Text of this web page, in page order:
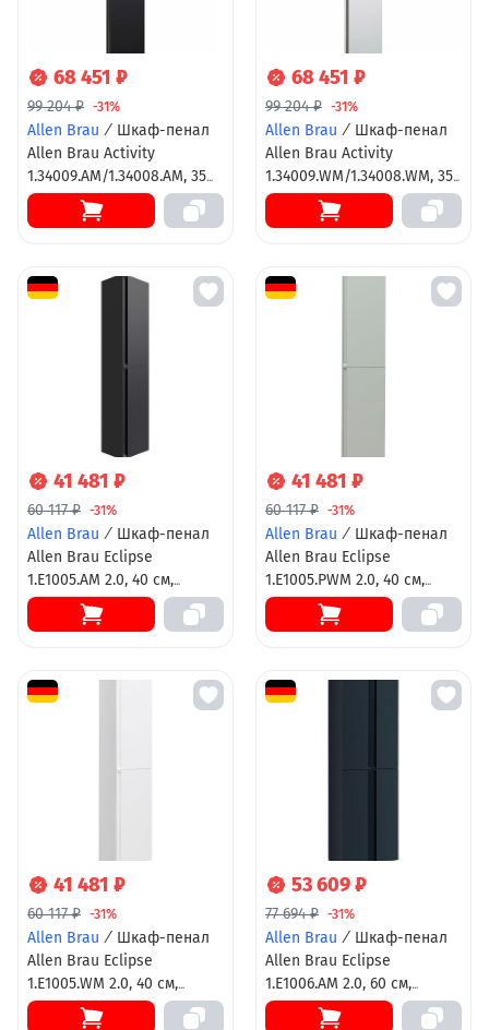
68 451 ₽
99 204 ₽ -31%
Allen Brau / Шкаф-пенал
Allen Brau Activity
1.34009.AM/1.34008.AM, 35
см, с LED подсветкой,
подвесной, левый/правый,
68 451 ₽
99 204 ₽ -31%
Allen Brau / Шкаф-пенал
Allen Brau Activity
1.34009.WM/1.34008.WM, 35
см, с LED подсветкой,
подвесной, левый/правый,
41 481 ₽
60 117 ₽ -31%
Allen Brau / Шкаф-пенал
Allen Brau Eclipse
1.E1005.AM 2.0, 40 см,
подвесной, антрацит
матовый
41 481 ₽
60 117 ₽ -31%
Allen Brau / Шкаф-пенал
Allen Brau Eclipse
1.E1005.PWM 2.0, 40 см,
подвесной, папирус
матовый
41 481 ₽
60 117 ₽ -31%
Allen Brau / Шкаф-пенал
Allen Brau Eclipse
1.E1005.WM 2.0, 40 см,
подвесной, белый
53 609 ₽
77 694 ₽ -31%
Allen Brau / Шкаф-пенал
Allen Brau Eclipse
1.E1006.AM 2.0, 60 см,
подвесной, антрацит